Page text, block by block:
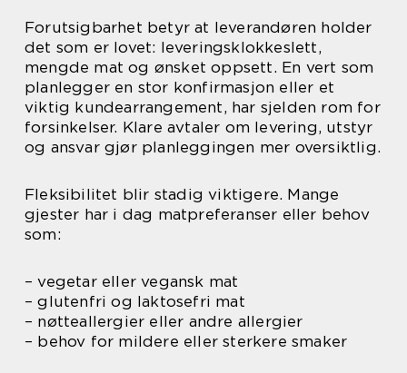
Forutsigbarhet betyr at leverandøren holder
det som er lovet: leveringsklokkeslett,
mengde mat og ønsket oppsett. En vert som
planlegger en stor konfirmasjon eller et
viktig kundearrangement, har sjelden rom for
forsinkelser. Klare avtaler om levering, utstyr
og ansvar gjør planleggingen mer oversiktlig.
Fleksibilitet blir stadig viktigere. Mange
gjester har i dag matpreferanser eller behov
som:
– vegetar eller vegansk mat
– glutenfri og laktosefri mat
– nøtteallergier eller andre allergier
– behov for mildere eller sterkere smaker